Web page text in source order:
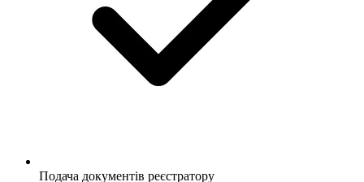
Подача документів реєстратору